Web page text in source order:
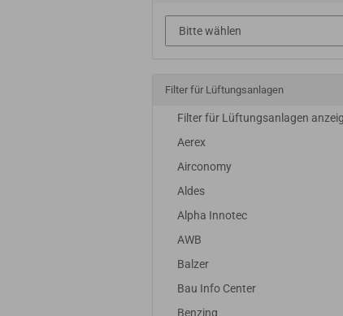
Filter für Lüftungsanlagen
Filter für Lüftungsanlagen
Aerex
Airconomy
Aldes
Alpha Innotec
AWB
Balzer
Bau Info Center
Benzing